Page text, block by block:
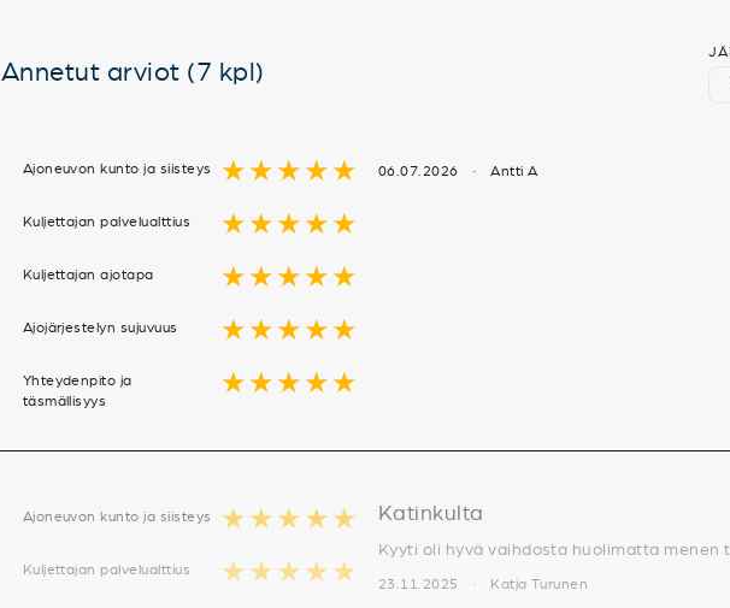
Annetut arviot (7 kpl)
Ajoneuvon kunto ja siisteys ★★★★★
Kuljettajan palvelualttius ★★★★★
Kuljettajan ajotapa ★★★★★
Ajojärjestelyn sujuvuus ★★★★★
Yhteydenpito ja
täsmällisyys
★★★★★
06.07.2026 · Antti A
Ajoneuvon kunto ja siisteys ★★★★★
Kuljettajan palvelualttius ★★★★★
Katinkulta
Kyyti oli hyvä vaihdosta huolimatta menen
23.11.2025 · Katja Turunen